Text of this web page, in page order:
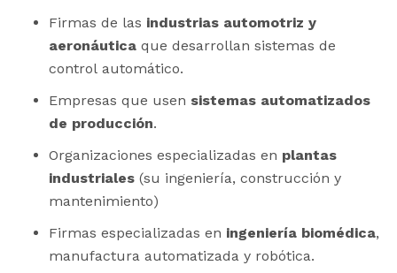
Firmas de las industrias automotriz y
aeronáutica que desarrollan sistemas de
control automático.
Empresas que usen sistemas automatizados
de producción.
Organizaciones especializadas en plantas
industriales (su ingeniería, construcción y
mantenimiento)
Firmas especializadas en ingeniería biomédica,
manufactura automatizada y robótica.